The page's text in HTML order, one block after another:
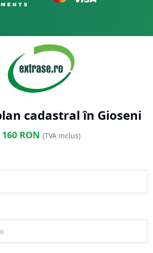
cadastral în Gioseni
160RON (TVA inclus)